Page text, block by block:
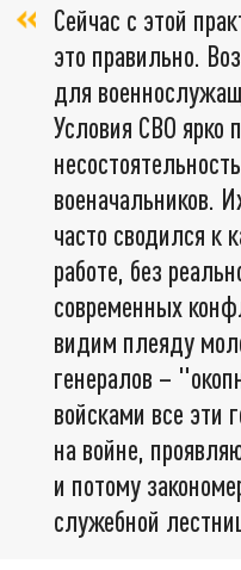
Сейчас с этой
это правильно.
для
Условия СВО ярко
военачальников.
часто сводился к
работе, без
современных
видим плеяду
генералов –
войсками все эти
на войне,
и потому
служебной